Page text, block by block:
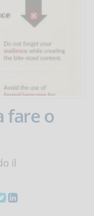
fare o
il